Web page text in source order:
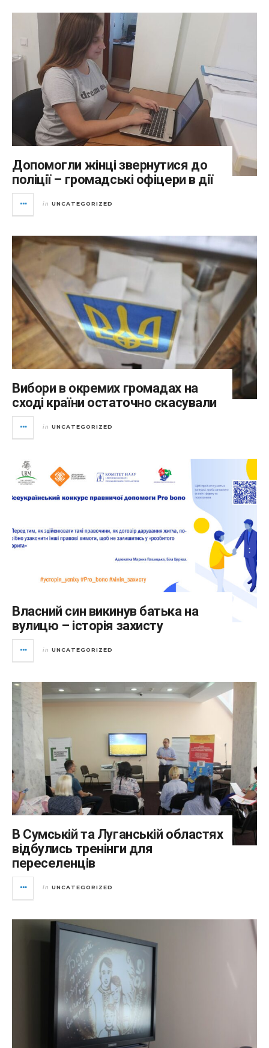
Допомогли жінці звернутися до
поліції – громадські офіцери в дії
in UNCATEGORIZED
Вибори в окремих громадах на
сході країни остаточно скасували
in UNCATEGORIZED
Власний син викинув батька на
вулицю – історія захисту
in UNCATEGORIZED
В Сумській та Луганській областях
відбулись тренінги для
переселенців
in UNCATEGORIZED